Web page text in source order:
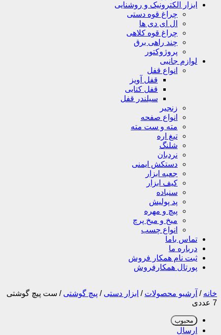
ابزار الکترونیک و روشنایی
چراغ قوه دستی
ال ای دی ها
چراغ قوه کلاهی
چند راهی برق
پروژوکتور
لوازم جانبی
انواع قفل
قفل آویز
قفل کتابی
سیلندر قفل
زنجیر
انواع صفحه
مته و ست مته
تیغ اره
شلنگ
نردبان
دستکش ایمنی
جعبه ابزار
کیف ابزار
سنباده
پد پولیش
پیچ و مهره
میخ و میخ پرچ
انواع چسب
تماس باما
درباره ما
ثبت نام همکار فروش
پورتال همکارفروش
خانه / آرشیو محصولات / ابزار دستی / پیچ گوشتی / ست پیچ گوشتی
7 عددی
محبوب
ارسال